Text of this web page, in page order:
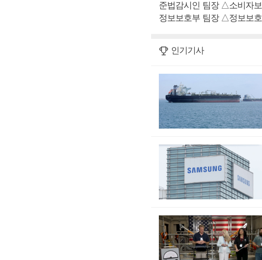
준법감시인 팀장 △소비자
정보보호부 팀장 △정보보
인기기사